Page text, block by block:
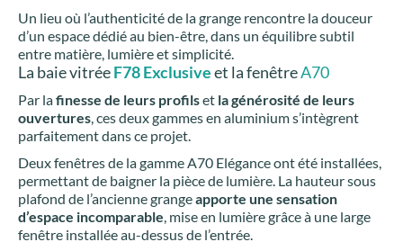
Un lieu où l’authenticité de la grange rencontre la douceur
d’un espace dédié au bien-être, dans un équilibre subtil
entre matière, lumière et simplicité.
La baie vitréeF78 Exclusiveet la fenêtreA70
Par lafinesse de leurs profilset la générosité de leurs
ouvertures, ces deux gammes en aluminium s’intègrent
parfaitement dans ce projet.
Deux fenêtres de la gamme A70 Elégance ont été installées,
permettant de baigner la pièce de lumière. La hauteur sous
plafond de l’ancienne grangeapporte une sensation
d’espace incomparable, mise en lumière grâce à une large
fenêtre installée au-dessus de l’entrée.